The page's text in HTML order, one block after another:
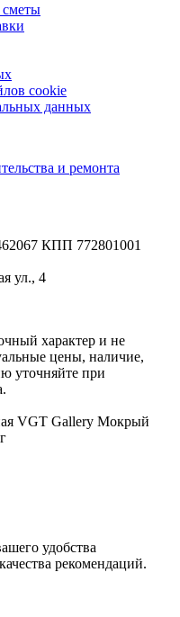
сметы
cookie
данных
и ремонта
КПП 772801001
ул., 4
характер и не
цены, наличие,
уточняйте при
VGT Gallery Мокрый
удобства
рекомендаций.